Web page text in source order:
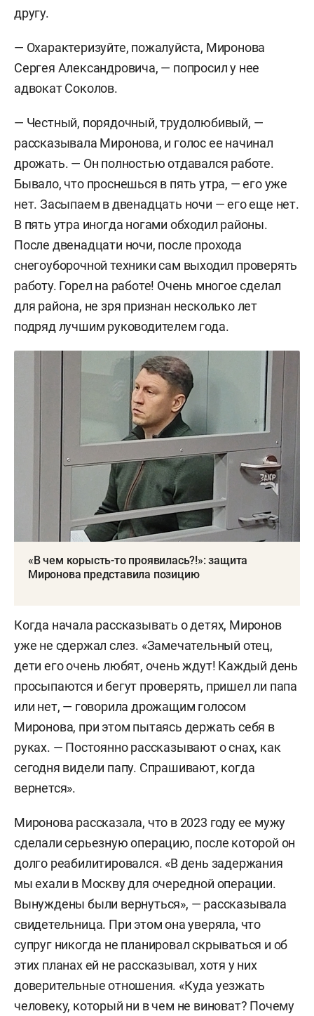
другу.
— Охарактеризуйте, пожалуйста, Миронова
Сергея Александровича, — попросил у нее
адвокат Соколов.
— Честный, порядочный, трудолюбивый, —
рассказывала Миронова, и голос ее начинал
дрожать. — Он полностью отдавался работе.
Бывало, что проснешься в пять утра, — его уже
нет. Засыпаем в двенадцать ночи — его еще нет.
В пять утра иногда ногами обходил районы.
После двенадцати ночи, после прохода
снегоуборочной техники сам выходил проверять
работу. Горел на работе! Очень многое сделал
для района, не зря признан несколько лет
подряд лучшим руководителем года.
«В чем корысть-то проявилась?!»: защита
Миронова представила позицию
Когда начала рассказывать о детях, Миронов
уже не сдержал слез. «Замечательный отец,
дети его очень любят, очень ждут! Каждый день
просыпаются и бегут проверять, пришел ли папа
или нет, — говорила дрожащим голосом
Миронова, при этом пытаясь держать себя в
руках. — Постоянно рассказывают о снах, как
сегодня видели папу. Спрашивают, когда
вернется».
Миронова рассказала, что в 2023 году ее мужу
сделали серьезную операцию, после которой он
долго реабилитировался. «В день задержания
мы ехали в Москву для очередной операции.
Вынуждены были вернуться», — рассказывала
свидетельница. При этом она уверяла, что
супруг никогда не планировал скрываться и об
этих планах ей не рассказывал, хотя у них
доверительные отношения. «Куда уезжать
человеку, который ни в чем не виноват? Почему